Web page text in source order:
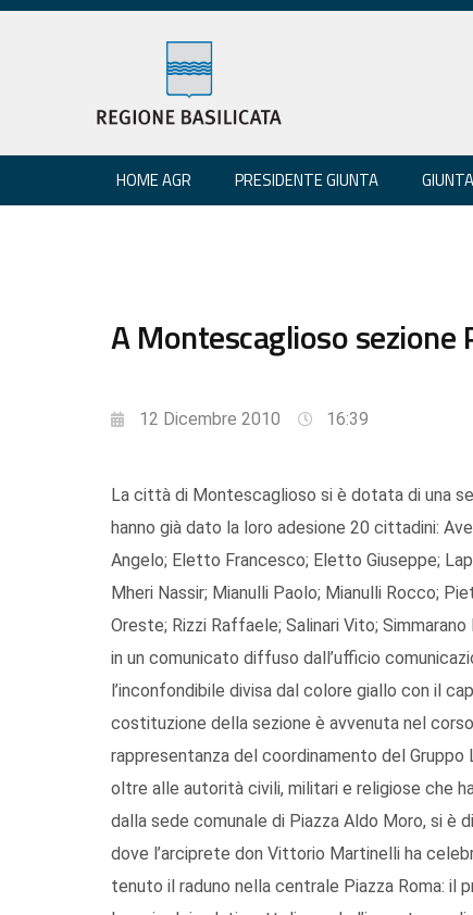
HOME AGR PRESIDENTE GIUNTA
A Montescaglioso sezione
12 Dicembre 2010 16:39
La città di Montescaglioso si è dotata di una
hanno già dato la loro adesione 20 cittadini:
Angelo; Eletto Francesco; Eletto Giuseppe;
Mheri Nassir; Mianulli Paolo; Mianulli Rocco;
Oreste; Rizzi Raffaele; Salinari Vito;
in un comunicato diffuso dall’ufficio
l’inconfondibile divisa dal colore giallo con il
costituzione della sezione è avvenuta nel
rappresentanza del coordinamento del
oltre alle autorità civili, militari e religiose che
dalla sede comunale di Piazza Aldo Moro, si è
dove l’arciprete don Vittorio Martinelli ha
tenuto il raduno nella centrale Piazza Roma: il